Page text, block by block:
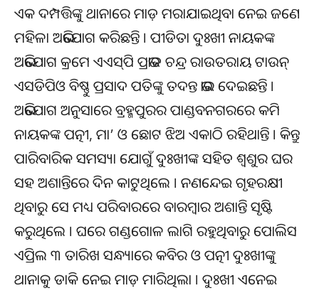
ଏକ ଦମ୍ପତ୍ତିଙ୍କୁ ଥାନାରେ ମାଡ଼ ମରାଯାଇଥିବା ନେଇ ଜଣେ
ମହିଳା ଅଭିଯୋଗ କରିଛନ୍ତି । ପୀଡିତା ଦୁଃଖୀ ନାୟକଙ୍କ
ଅଭିଯୋଗ କ୍ରମେ ଏଏସ୍‌ପି ପ୍ରଭାତ ଚନ୍ଦ୍ର ରାଉତରାୟ ଟାଉନ୍
ଏସଡିପିଓ ବିଷ୍ଣୁ ପ୍ରସାଦ ପତିଙ୍କୁ ତଦନ୍ତ ଭାର ଦେଇଛନ୍ତି ।
ଅଭିଯୋଗ ଅନୁସାରେ ବ୍ରହ୍ମପୁରର ପାଣ୍ଡବନଗରରେ କମି
ନାୟକଙ୍କ ପତ୍ନୀ, ମା’ ଓ ଛୋଟ ଝିଅ ଏକାଠି ରହିଥାନ୍ତି । କିନ୍ତୁ
ପାରିବାରିକ ସମସ୍ୟା ଯୋଗୁଁ ଦୁଃଖୀଙ୍କ ସହିତ ଶ୍ୱଶୁର ଘର
ସହ ଅଶାନ୍ତିରେ ଦିନ କାଟୁଥିଲେ । ନଣନ୍ଦେଇ ଗୃହରକ୍ଷୀ
ଥିବାରୁ ସେ ମଧ୍ୟ ପରିବାରରେ ବାରମ୍ବାର ଅଶାନ୍ତି ସୃଷ୍ଟି
କରୁଥିଲେ । ଘରେ ଗଣ୍ଡଗୋଳ ଲାଗି ରହୁଥିବାରୁ ପୋଲିସ
ଏପ୍ରିଲ ୩ ତାରିଖ ସନ୍ଧ୍ୟାରେ କବିର ଓ ପତ୍ନୀ ଦୁଃଖୀଙ୍କୁ
ଥାନାକୁ ଡାକି ନେଇ ମାଡ଼ ମାରିଥିଲା । ଦୁଃଖୀ ଏନେଇ